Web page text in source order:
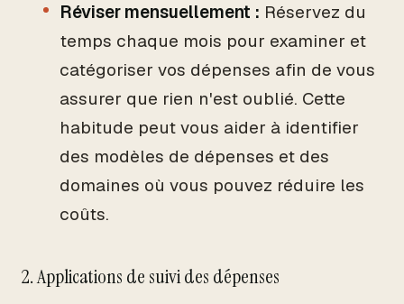
Réviser mensuellement : Réservez du
temps chaque mois pour examiner et
catégoriser vos dépenses afin de vous
assurer que rien n'est oublié. Cette
habitude peut vous aider à identifier
des modèles de dépenses et des
domaines où vous pouvez réduire les
coûts.
2. Applications de suivi des dépenses